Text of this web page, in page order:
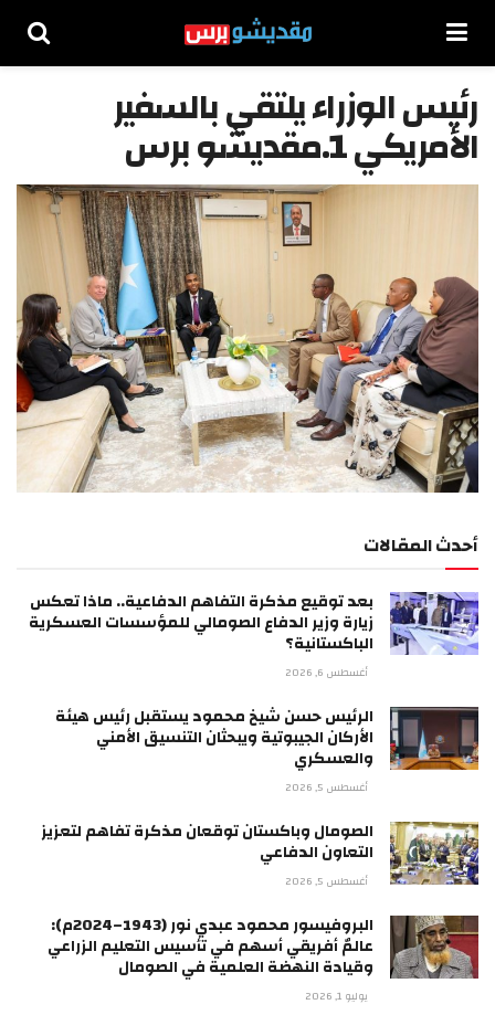
رئيس الوزراء يلتقي بالسفير
الأمريكي 1.مقديشو برس
أحدث المقالات
بعد توقيع مذكرة التفاهم الدفاعية.. ماذا تعكس
زيارة وزير الدفاع الصومالي للمؤسسات العسكرية
الباكستانية؟
أغسطس 6, 2026
الرئيس حسن شيخ محمود يستقبل رئيس هيئة
الأركان الجيبوتية ويبحثان التنسيق الأمني
والعسكري
أغسطس 5, 2026
الصومال وباكستان توقعان مذكرة تفاهم لتعزيز
التعاون الدفاعي
أغسطس 5, 2026
البروفيسور محمود عبدي نور (1943–2024م):
عالمٌ أفريقي أسهم في تأسيس التعليم الزراعي
وقيادة النهضة العلمية في الصومال
يوليو 1, 2026